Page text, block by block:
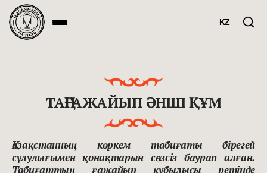
KZ
ТАҢҒАЖАЙЫП ӘНШІ ҚҰМ
Қазақстанның көркем табиғаты бірегей
сұлулығымен қонақтарын сөзсіз баурап алған.
Табиғаттың ғажайып құбылысы ретiнде